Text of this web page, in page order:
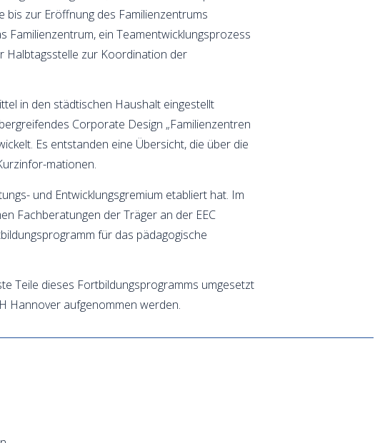
bis zur Eröffnung des Familienzentrums
Familienzentrum, ein Teamentwicklungsprozess
Halbtagsstelle zur Koordination der
in den städtischen Haushalt eingestellt
Corporate Design „Familienzentren
Es entstanden eine Übersicht, die über die
mationen.
und Entwicklungsgremium etabliert hat. Im
Fachberatungen der Träger an der EEC
für das pädagogische
Teile dieses Fortbildungsprogramms umgesetzt
Hannover aufgenommen werden.